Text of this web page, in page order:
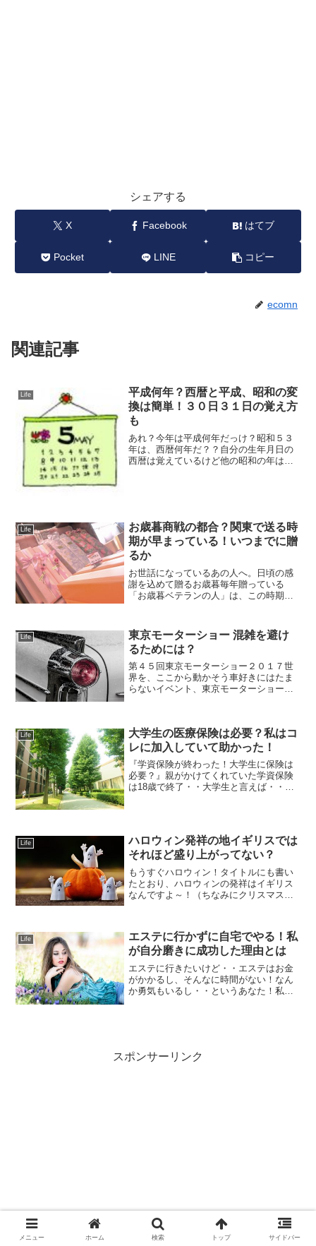
シェアする
X Facebook はてブ
Pocket LINE コピー
ecomn
関連記事
Life
平成何年？西暦と平成、昭和の変
換は簡単！３０日３１日の覚え方
も
あれ？今年は平成何年だっけ？昭和５３
年は、西暦何年だ？？自分の生年月日の
西暦は覚えているけど他の昭和の年は、
Life
お歳暮商戦の都合？関東で送る時
期が早まっている！いつまでに贈
るか
お世話になっているあの人へ。日頃の感
謝を込めて贈るお歳暮毎年贈っている
「お歳暮ベテランの人」は、この時期に
に、どのくらいの値段のものを送れば良
いかわからない！という事で、...
Life
東京モーターショー 混雑を避け
るためには？
第４５回東京モーターショー２０１７世
界を、ここから動かそう車好きにはたま
らないイベント、東京モーターショーが
折角行くんだ...
Life
大学生の医療保険は必要？私はコ
レに加入していて助かった！
『学資保険が終わった！大学生に保険は
必要？』親がかけてくれていた学資保険
は18歳で終了・・大学生と言えば・・・
私も2年前までは...
Life
ハロウィン発祥の地イギリスでは
それほど盛り上がってない？
もうすぐハロウィン！タイトルにも書い
たとおり、ハロウィンの発祥はイギリス
なんですよ～！（ちなみにクリスマスの
リスのハロウィンについて語ります！歴
史もさらっと説明してい...
Life
エステに行かずに自宅でやる！私
が自分磨きに成功した理由とは
エステに行きたいけど・・エステはお金
がかかるし、そんなに時間がない！なん
か勇気もいるし・・というあなた！私も
スポンサーリンク
メニュー ホーム 検索 トップ サイドバー